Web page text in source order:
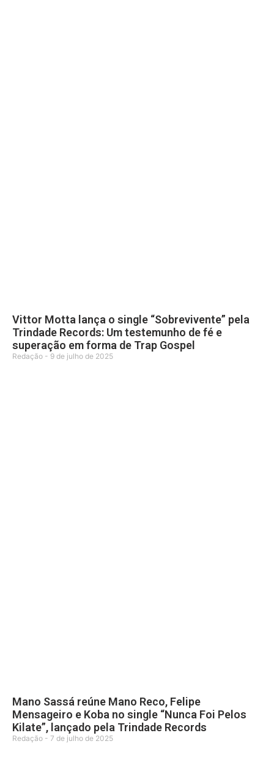
Vittor Motta lança o single “Sobrevivente” pela
Trindade Records: Um testemunho de fé e
superação em forma de Trap Gospel
Redação 9 de julho de 2025
Mano Sassá reúne Mano Reco, Felipe
Mensageiro e Koba no single “Nunca Foi Pelos
Kilate”, lançado pela Trindade Records
Redação 7 de julho de 2025